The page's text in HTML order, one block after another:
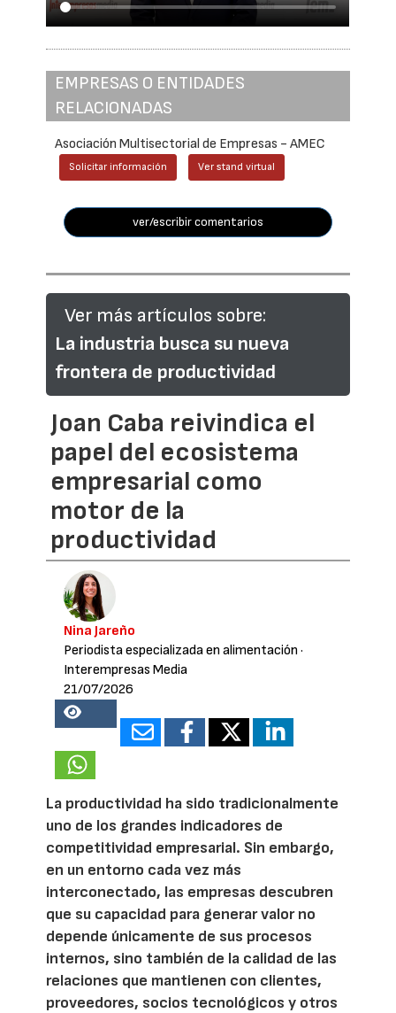
EMPRESAS O ENTIDADES
RELACIONADAS
Asociación Multisectorial de Empresas - AMEC
Solicitar información Ver stand virtual
ver/escribir comentarios
Ver más artículos sobre:
La industria busca su nueva
frontera de productividad
Joan Caba reivindica el
papel del ecosistema
empresarial como
motor de la
productividad
Nina Jareño
Periodista especializada en alimentación ·
Interempresas Media
21/07/2026
18638
La productividad ha sido tradicionalmente
uno de los grandes indicadores de
competitividad empresarial. Sin embargo,
en un entorno cada vez más
interconectado, las empresas descubren
que su capacidad para generar valor no
depende únicamente de sus procesos
internos, sino también de la calidad de las
relaciones que mantienen con clientes,
proveedores, socios tecnológicos y otros